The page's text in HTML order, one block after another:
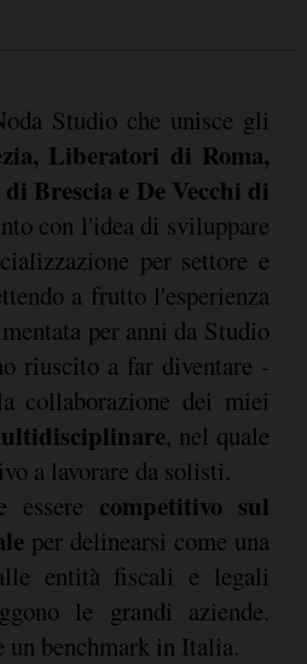
Studio che unisce gli
Liberatori di Roma,
Brescia e De Vecchi di
con l'idea di sviluppare
per settore e
a frutto l'esperienza
per anni da Studio
riuscito a far diventare -
collaborazione dei miei
, nel quale
a lavorare da solisti.
essere competitivo sul
per delinearsi come una
entità fiscali e legali
le grandi aziende.
un benchmark in Italia.